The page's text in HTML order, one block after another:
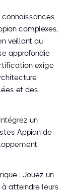
connaissances
complexes,
veillant au
approfondie
exige
et des
un
Appian de
: Jouez un
atteindre leurs